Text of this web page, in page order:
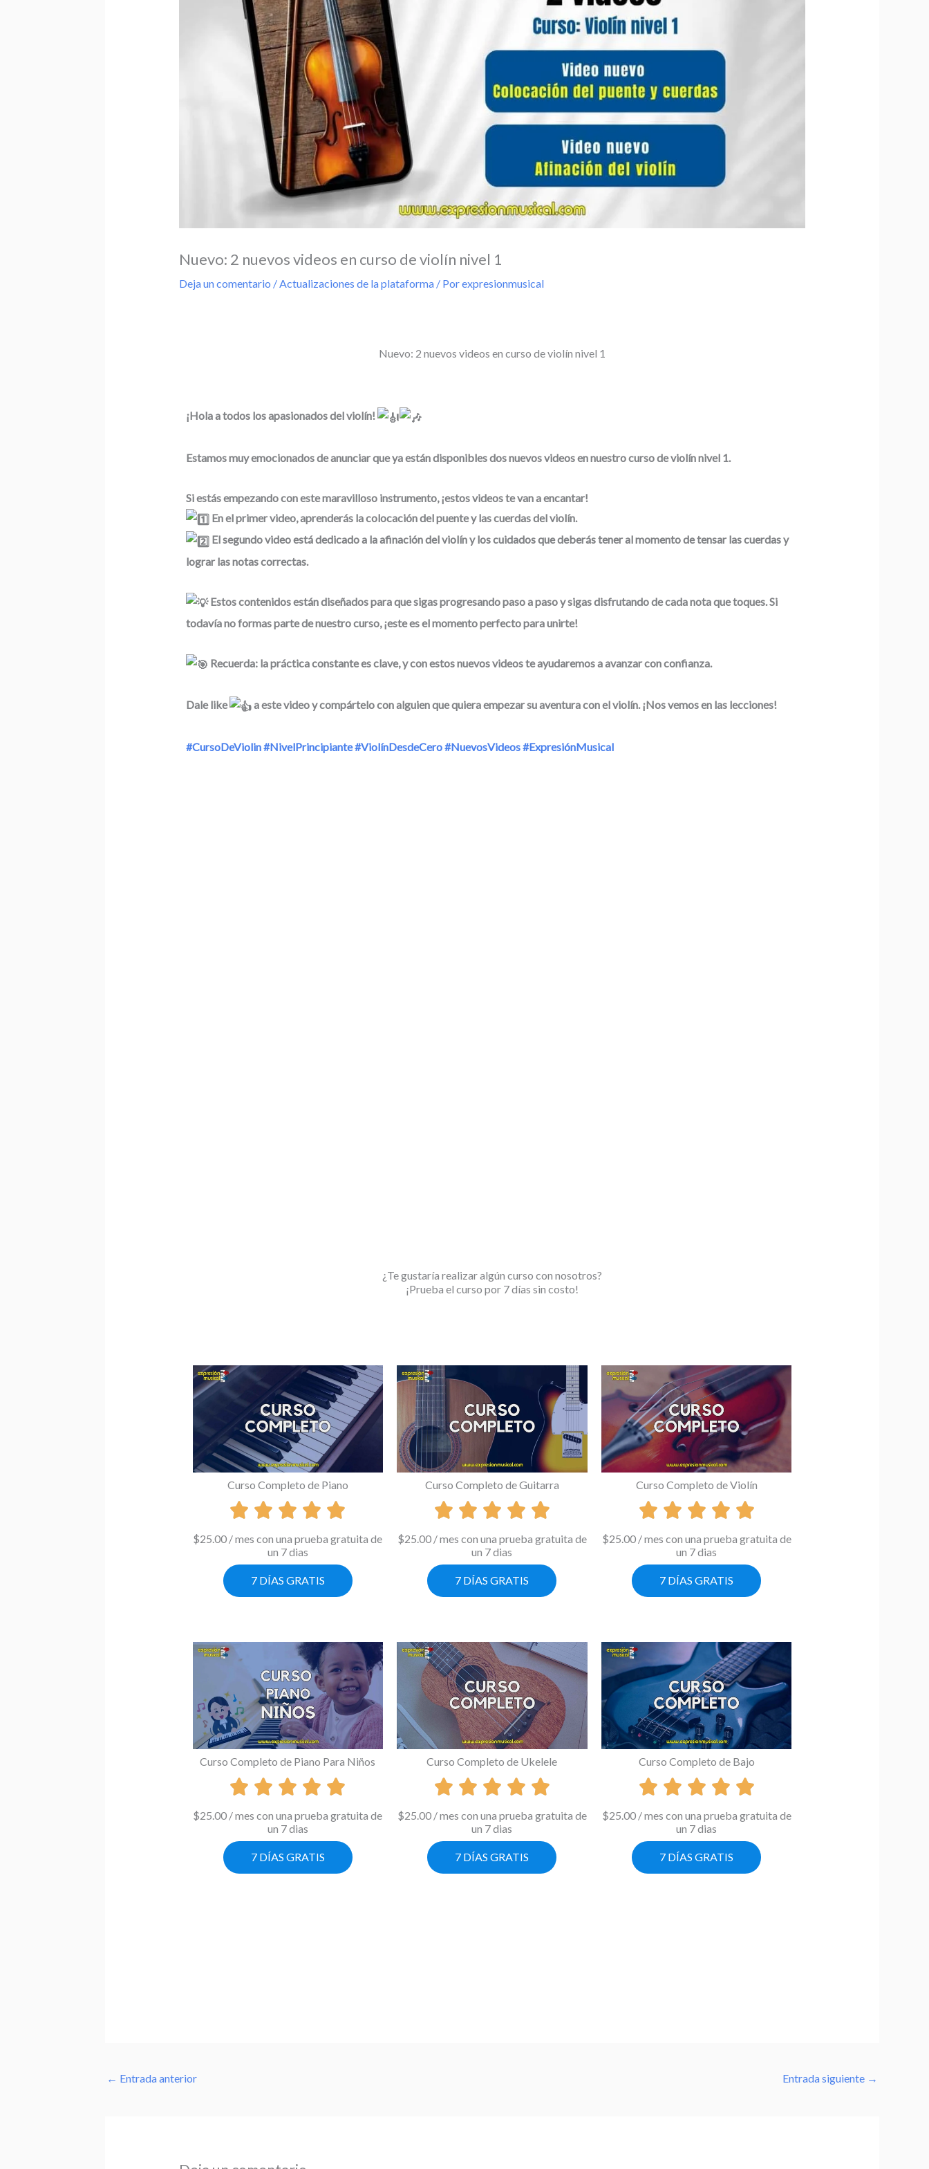
Nuevo: 2 nuevos videos en curso de violín nivel 1
Deja un comentario /Actualizaciones de la plataforma/ Porexpresionmusical
Nuevo: 2 nuevos videos en curso de violín nivel 1
¡Hola a todos los apasionados del violín!
Estamos muy emocionados de anunciar que ya están disponibles dos nuevos videos en nuestro curso de violín nivel 1.
Si estás empezando con este maravilloso instrumento, ¡estos videos te van a encantar!
En el primer video, aprenderás la colocación del puente y las cuerdas del violín.
El segundo video está dedicado a la afinación del violín y los cuidados que deberás tener al momento de tensar las cuerdas y
lograr las notas correctas.
Estos contenidos están diseñados para que sigas progresando paso a paso y sigas disfrutando de cada nota que toques. Si
todavía no formas parte de nuestro curso, ¡este es el momento perfecto para unirte!
Recuerda: la práctica constante es clave, y con estos nuevos videos te ayudaremos a avanzar con confianza.
Dale like a este video y compártelo con alguien que quiera empezar su aventura con el violín. ¡Nos vemos en las lecciones!
#CursoDeViolin#NivelPrincipiante#ViolínDesdeCero#NuevosVideos#ExpresiónMusical
¿Te gustaría realizar algún curso con nosotros?
¡Prueba el curso por 7 días sin costo!
Curso Completo de Piano
$25.00 / mes con una prueba gratuita de
un 7 dias
7 DÍAS GRATIS
Curso Completo de Guitarra
$25.00 / mes con una prueba gratuita de
un 7 dias
7 DÍAS GRATIS
Curso Completo de Violín
$25.00 / mes con una prueba gratuita de
un 7 dias
7 DÍAS GRATIS
Curso Completo de Piano Para Niños
$25.00 / mes con una prueba gratuita de
un 7 dias
7 DÍAS GRATIS
Curso Completo de Ukelele
$25.00 / mes con una prueba gratuita de
un 7 dias
7 DÍAS GRATIS
Curso Completo de Bajo
$25.00 / mes con una prueba gratuita de
un 7 dias
7 DÍAS GRATIS
← Entrada anterior Entrada siguiente →